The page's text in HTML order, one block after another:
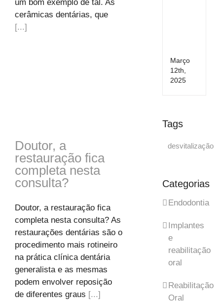
um bom exemplo de tal. As
cerâmicas dentárias, que
[...]
Doutor, a
restauração fica
completa nesta
consulta?
Doutor, a restauração fica
completa nesta consulta? As
restaurações dentárias são o
procedimento mais rotineiro
na prática clínica dentária
generalista e as mesmas
podem envolver reposição
de diferentes graus [...]
Março
12th,
2025
Tags
desvitalização
Categorias
Endodontia
Implantes
e
reabilitação
oral
Reabilitação
Oral